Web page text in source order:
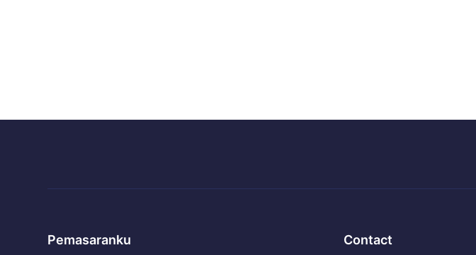
Pemasaranku Contact